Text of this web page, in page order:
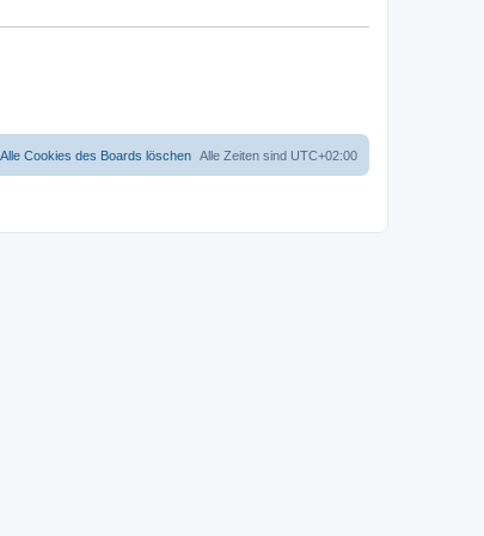
Alle Zeiten sind UTC+02:00
Alle Cookies des Boards löschen